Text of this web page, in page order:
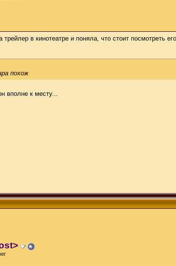
в кинотеатре и поняла, что стоит посмотреть
похож
вполне к месту...